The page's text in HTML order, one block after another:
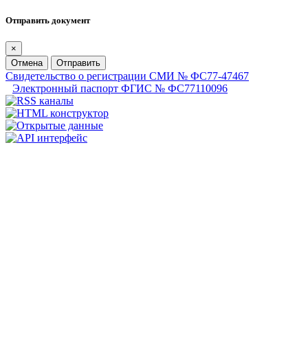
Отправить документ
×
Отмена
Отправить
Свидетельство о регистрации СМИ № ФС77-47467
Электронный паспорт ФГИС № ФС77110096